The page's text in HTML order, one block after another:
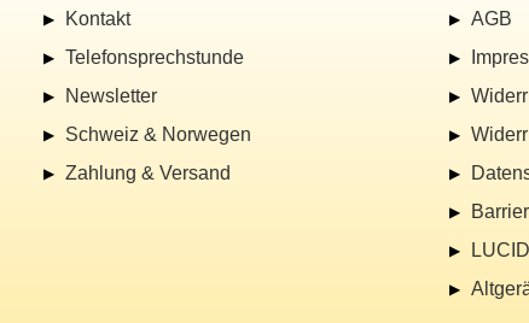
Kontakt
Telefonsprechstunde
Newsletter
Schweiz & Norwegen
Zahlung & Versand
AGB